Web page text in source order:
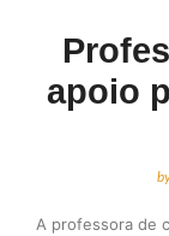
apoio
A professora de